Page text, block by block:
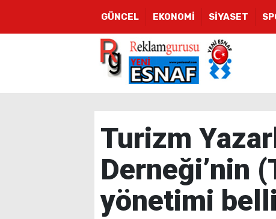
GÜNCEL EKONOMİ SİYASET
Turizm
Derneği’nin
yönetimi